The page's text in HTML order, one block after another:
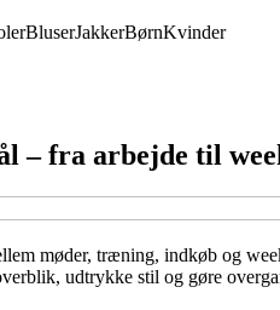
BluserJakkerBørnKvinder
– fra arbejde til
møder, træning, indkøb og
udtrykke stil og gøre